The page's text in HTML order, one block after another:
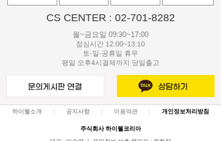
CS CENTER : 02-701-8282
월~금요일 09:30~17:00
점심시간 12:00~13:10
토·일·공휴일 휴무
평일 오후4시결제까지 당일출고
하이웰소개 공지사항 이용약관 개인정보처리방침
주식회사 하이웰코리아